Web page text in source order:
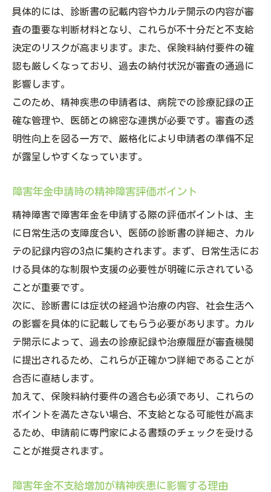
具体的には、診断書の記載内容やカルテ開示の内容が審
査の重要な判断材料となり、これらが不十分だと不支給
決定のリスクが高まります。また、保険料納付要件の確
認も厳しくなっており、過去の納付状況が審査の通過に
影響します。
このため、精神疾患の申請者は、病院での診療記録の正
確な管理や、医師との綿密な連携が必要です。審査の透
明性向上を図る一方で、厳格化により申請者の準備不足
が露呈しやすくなっています。
障害年金申請時の精神障害評価ポイント
精神障害で障害年金を申請する際の評価ポイントは、主
に日常生活の支障度合い、医師の診断書の詳細さ、カル
テの記録内容の3点に集約されます。まず、日常生活にお
ける具体的な制限や支援の必要性が明確に示されている
ことが重要です。
次に、診断書には症状の経過や治療の内容、社会生活へ
の影響を具体的に記載してもらう必要があります。カル
テ開示によって、過去の診療記録や治療履歴が審査機関
に提出されるため、これらが正確かつ詳細であることが
合否に直結します。
加えて、保険料納付要件の適合も必須であり、これらの
ポイントを満たさない場合、不支給となる可能性が高ま
るため、申請前に専門家による書類のチェックを受ける
ことが推奨されます。
障害年金不支給増加が精神疾患に影響する理由